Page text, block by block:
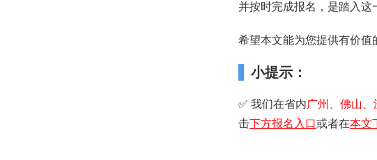
并按时完成报名，是踏入这
希望本文能为您提供有价值
小提示：
✅ 我们在省内广州、佛山、
击下方报名入口或者在本文